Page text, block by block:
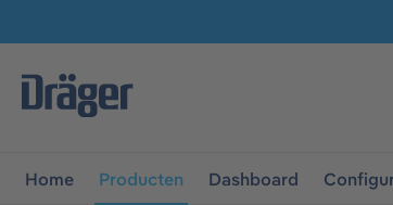
Ga naar navigatie
Home Producten Dashboard